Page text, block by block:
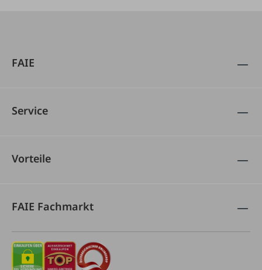
FAIE
Service
Vorteile
FAIE Fachmarkt